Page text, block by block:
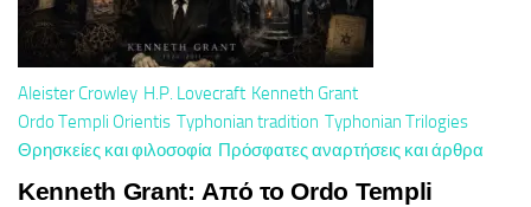
Aleister Crowley H.P. Lovecraft Kenneth Grant
Ordo Templi Orientis Typhonian tradition Typhonian Trilogies
Θρησκείες και φιλοσοφία Πρόσφατες αναρτήσεις και άρθρα
Kenneth Grant: Από το Ordo Templi